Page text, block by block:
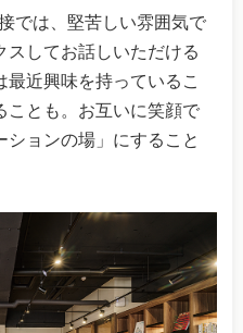
では、堅苦しい雰囲気で
スしてお話しいただける
近興味を持っているこ
ことも。お互いに笑顔で
ョンの場」にすること